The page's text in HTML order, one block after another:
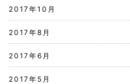
2017年10月
2017年8月
2017年6月
2017年5月